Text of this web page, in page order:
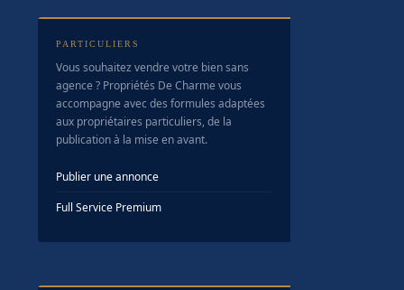
PARTICULIERS
Vous souhaitez vendre votre bien sans
agence ? Propriétés De Charme vous
accompagne avec des formules adaptées
aux propriétaires particuliers, de la
publication à la mise en avant.
Publier une annonce
Full Service Premium